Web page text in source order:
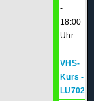
-
18:00
Uhr
VHS-
Kurs -
LU702